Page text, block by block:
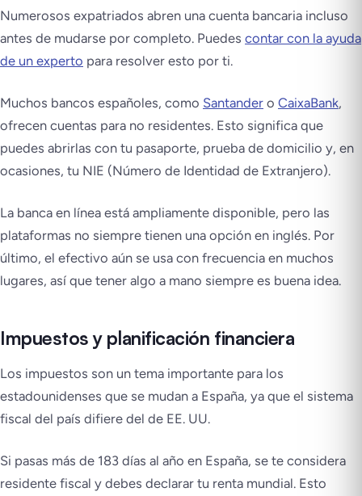
Numerosos expatriados abren una cuenta bancaria incluso
antes de mudarse por completo. Puedes contar con la ayuda
de un experto para resolver esto por ti.
Muchos bancos españoles, como Santander o CaixaBank,
ofrecen cuentas para no residentes. Esto significa que
puedes abrirlas con tu pasaporte, prueba de domicilio y, en
ocasiones, tu NIE (Número de Identidad de Extranjero).
La banca en línea está ampliamente disponible, pero las
plataformas no siempre tienen una opción en inglés. Por
último, el efectivo aún se usa con frecuencia en muchos
lugares, así que tener algo a mano siempre es buena idea.
Impuestos y planificación financiera
Los impuestos son un tema importante para los
estadounidenses que se mudan a España, ya que el sistema
fiscal del país difiere del de EE. UU.
Si pasas más de 183 días al año en España, se te considera
residente fiscal y debes declarar tu renta mundial. Esto